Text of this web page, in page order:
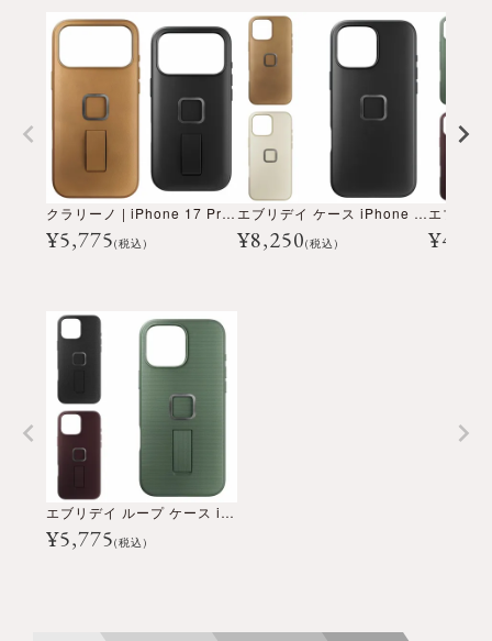
クラリーノ | iPhone 17 Pro / Pro Max用 エブリデイ ループケース
¥5,775(税込)
エブリデイ ケース iPhone 16 Pro Max
¥8,250(税込) ¥
エブリデイ ループ ケース iPhone 16 Pro Max
¥5,775(税込)